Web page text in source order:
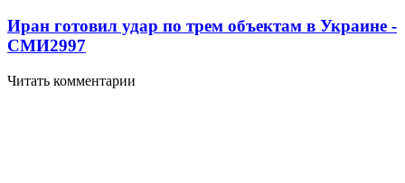
Иран готовил удар по трем объектам в Украине -
СМИ2997
Читать комментарии